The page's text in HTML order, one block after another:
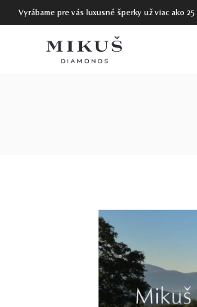
Vyrábame pre vás luxusné šperky už viac ako 25